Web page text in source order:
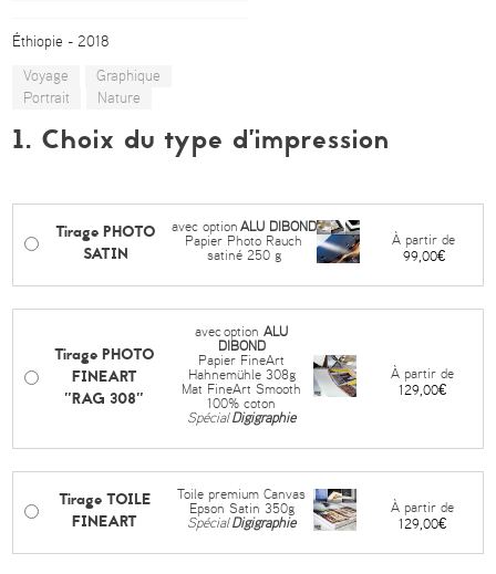
Éthiopie - 2018
Voyage
Graphique
Portrait
Nature
1. Choix du type d’impression
Tirage PHOTO
SATIN
avec option ALU DIBOND
Papier Photo Rauch
satiné 250 g
À partir de
99,00€
Tirage PHOTO
FINEART
"RAG 308"
avecoptionALU
DIBOND
Papier FineArt
Hahnemühle 308g
Mat FineArt Smooth
100% coton
SpécialDigigraphie
À partir de
129,00€
Tirage TOILE
FINEART
Toile premium Canvas
Epson Satin 350g
SpécialDigigraphie
À partir de
129,00€